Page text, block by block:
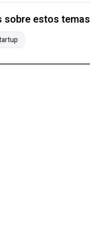
sobre estos temas